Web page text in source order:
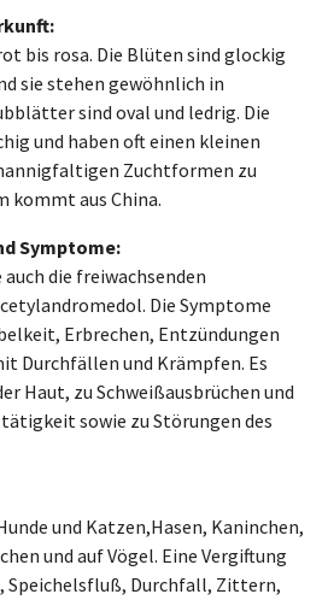
bis rosa. Die Blüten sind glockig
sie stehen gewöhnlich in
sind oval und ledrig. Die
und haben oft einen kleinen
Zuchtformen zu
kommt aus China.
Symptome:
die freiwachsenden
Die Symptome
Erbrechen, Entzündungen
Durchfällen und Krämpfen. Es
Haut, zu Schweißausbrüchen und
sowie zu Störungen des
und Katzen,Hasen, Kaninchen,
und auf Vögel. Eine Vergiftung
Speichelsfluß, Durchfall, Zittern,